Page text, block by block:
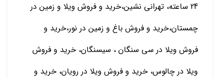
24 ساعته، تهرانی نشین،خرید و فروش ویلا و زمین در
چمستان،خرید و فروش باغ و زمین در نور،خرید و
فروش ویلا در سی سنگان ، سیسنگان، خرید و فروش
ویلا در چالوس، خرید و فروش ویلا در رویان، خرید و